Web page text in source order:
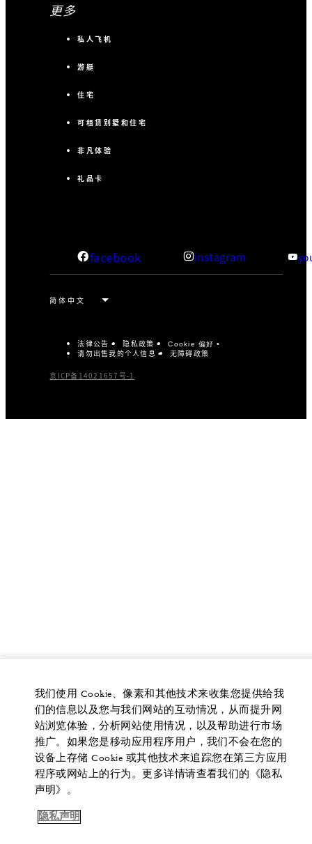
更多
私人飞机
游艇
住宅
可租赁别墅和住宅
非凡体验
礼品卡
facebook instagram
法律公告 隐私政策 Cookie 偏好
请勿出售我的个人信息 无障碍政策
京ICP备14021657号-1
我们使用 Cookie、像素和其他技术来收集您提供给我
们的信息以及您与我们网站的互动情况，从而提升网
站浏览体验，分析网站使用情况，以及帮助进行市场
推广。如果您是移动应用程序用户，我们不会在您的
设备上存储 Cookie 或其他技术来追踪您在第三方应用
程序或网站上的行为。更多详情请查看我们的《隐私
声明》。
隐私声明